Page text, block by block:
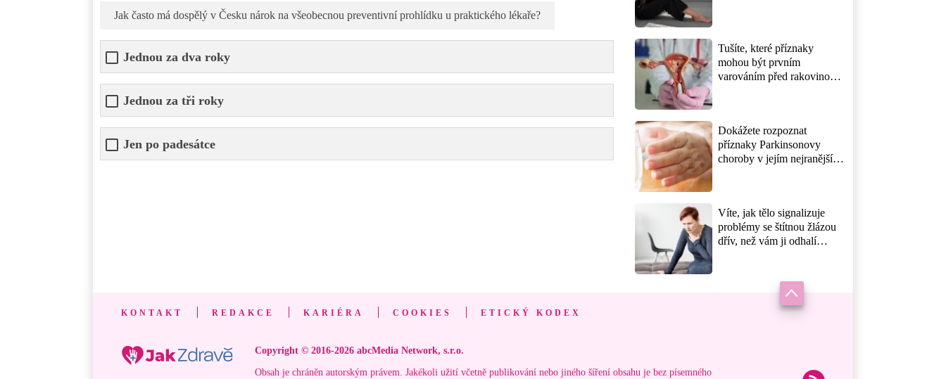
Jak často má dospělý v Česku nárok na všeobecnou preventivní prohlídku u praktického lékaře?
Jednou za dva roky
Jednou za tři roky
Jen po padesátce
Tušíte, které příznaky
mohou být prvním
varováním před rakovinou
neberou jako ztrátu času
Dokážete rozpoznat
příznaky Parkinsonovy
choroby v jejím nejranějším
rukou
Víte, jak tělo signalizuje
problémy se štítnou žlázou
dřív, než vám ji odhalí
mnozí ji přehlíží roky
KONTAKT REDAKCE KARIÉRA COOKIES ETICKÝ KODEX
Copyright © 2016-2026 abcMedia Network, s.r.o.
Obsah je chráněn autorským právem. Jakékoli užití včetně publikování nebo jiného šíření obsahu je bez písemného